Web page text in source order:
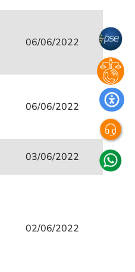
06/06/2022
06/06/2022
03/06/2022
02/06/2022